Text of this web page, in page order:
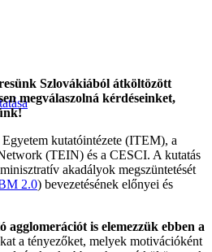
Szlovákiából átköltözött
megválaszolná kérdéseinket,
kutatóintézete (ITEM), a
(TEIN) és a CESCI. A kutatás
akadályok megszüntetését
2.0) bevezetésének előnyei és
agglomerációt is elemezzük ebben a
a tényezőket, melyek motivációként